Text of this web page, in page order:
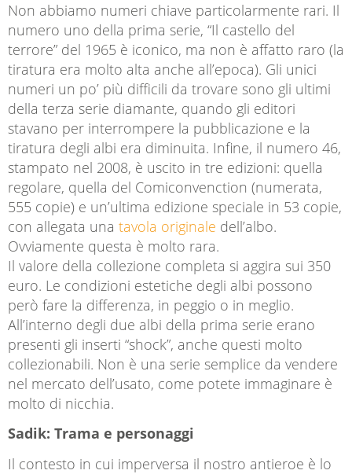
Non abbiamo numeri chiave particolarmente rari. Il
numero uno della prima serie, “Il castello del
terrore” del 1965 è iconico, ma non è affatto raro (la
tiratura era molto alta anche all’epoca). Gli unici
numeri un po’ più difficili da trovare sono gli ultimi
della terza serie diamante, quando gli editori
stavano per interrompere la pubblicazione e la
tiratura degli albi era diminuita. Infine, il numero 46,
stampato nel 2008, è uscito in tre edizioni: quella
regolare, quella del Comiconvenction (numerata,
555 copie) e un’ultima edizione speciale in 53 copie,
con allegata una tavola originale dell’albo.
Ovviamente questa è molto rara.
Il valore della collezione completa si aggira sui 350
euro. Le condizioni estetiche degli albi possono
però fare la differenza, in peggio o in meglio.
All’interno degli due albi della prima serie erano
presenti gli inserti “shock”, anche questi molto
collezionabili. Non è una serie semplice da vendere
nel mercato dell’usato, come potete immaginare è
molto di nicchia.
Sadik: Trama e personaggi
Il contesto in cui imperversa il nostro antieroe è lo